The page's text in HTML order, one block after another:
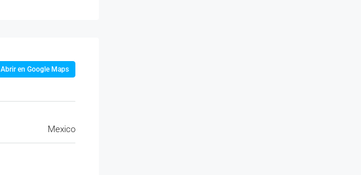
Abrir en Google Maps
Mexico